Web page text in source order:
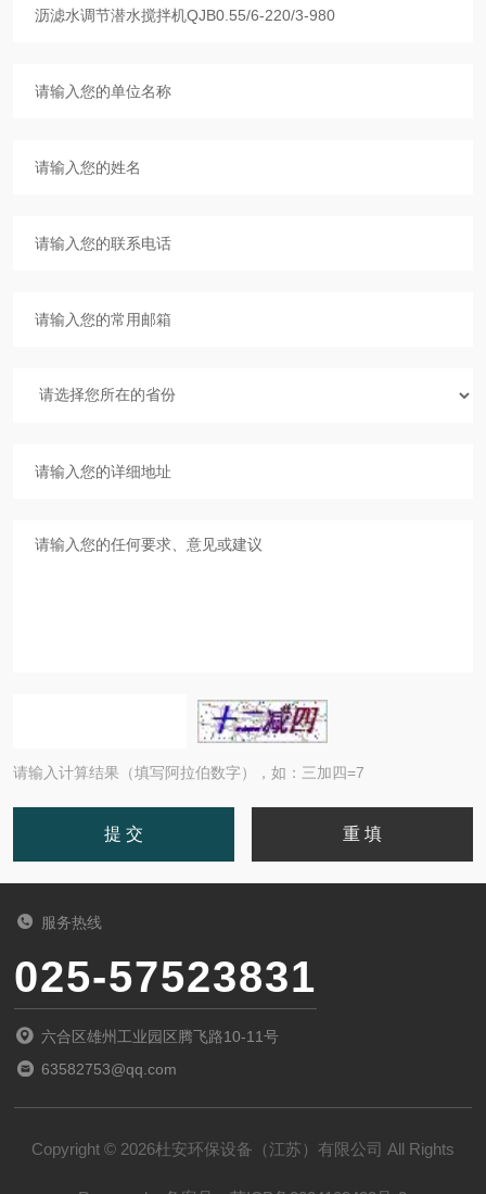
请输入计算结果（填写阿拉伯数字），如：三加四=7
服务热线
025-57523831
六合区雄州工业园区腾飞路10-11号
63582753@qq.com
Copyright © 2026杜安环保设备（江苏）有限公司 All Rights